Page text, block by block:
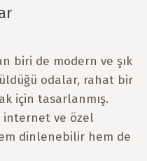
biri de modern ve şık
odalar, rahat bir
için tasarlanmış.
internet ve özel
dinlenebilir hem de